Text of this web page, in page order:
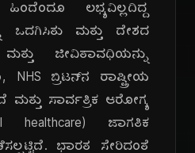
ಲಭ್ಯವಿಲ್ಲದಿದ್ದ
ಒದಗಿಸಿತು ಮತ್ತು ದೇಶದ
ಜೀವಿತಾವಧಿಯನ್ನು
NHS ಬ್ರಿಟನ್‌ನ ರಾಷ್ಟ್ರೀಯ
ಸಾರ್ವತ್ರಿಕ ಆರೋಗ್ಯ
healthcare) ಜಾಗತಿಕ
ಭಾರತ ಸೇರಿದಂತೆ